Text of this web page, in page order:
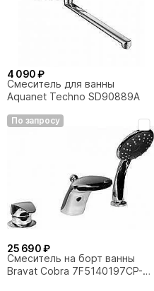
4 090 ₽
Смеситель для ванны
Aquanet Techno SD90889A
По запросу
25 690 ₽
Смеситель на борт ванны
Bravat Cobra 7F5140197CP-1-